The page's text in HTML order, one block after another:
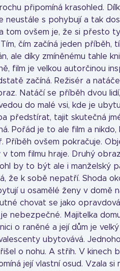
připomíná krasohled.
neustále s pohybují a tak
tom ovšem je, že si přesto
čím začíná jeden příběh,
ale díky zmíněnému tahle
film je velkou autorčinou
začíná. Režisér a
Natáčí se příběh dvou
do malé vsi, kde je
předstírat, tajit skutečná
Pořád je to ale film a nikdo,
Příběh ovšem pokračuje.
tom filmu hraje. Druhý
by to být ale i manželský
že k sobě nepatří. Shoda
u osamělé ženy v domě
chovat se jako
nebezpečné. Majitelka
o raněné a její dům je
ubytovává.
o nohu. A střih. V kinech
její vlastní osud. Vzala si